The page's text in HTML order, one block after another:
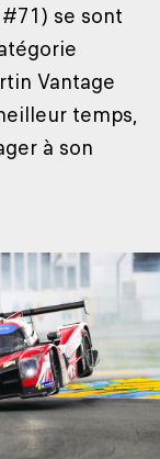
se sont
Vantage
temps,
à son